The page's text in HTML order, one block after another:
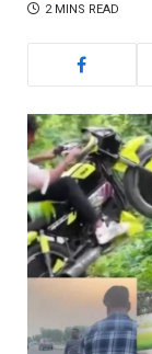
2 MINS READ